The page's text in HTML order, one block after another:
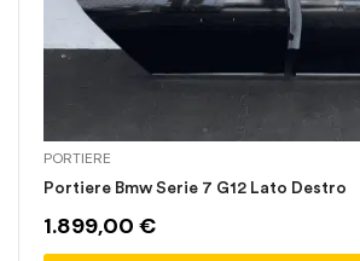
PORTIERE
Portiere Bmw Serie 7 G12 Lato Destro
1.899,00 €